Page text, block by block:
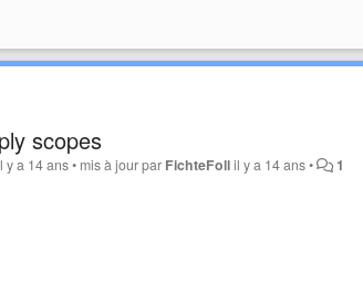
scopes
y a 14 ans• mis à jour par FichteFollil y a 14 ans• 1